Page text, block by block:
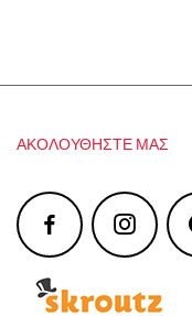
ΑΚΟΛΟΥΘΉΣΤΕ ΜΑΣ